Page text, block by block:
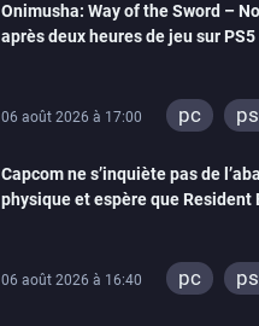
switch 2
Onimusha: Way of the Sword –
après deux heures de jeu sur PS5
06 août 2026 à 17:00 pc
switch 2
Capcom ne s’inquiète pas de
physique et espère que Resident
06 août 2026 à 16:40 pc